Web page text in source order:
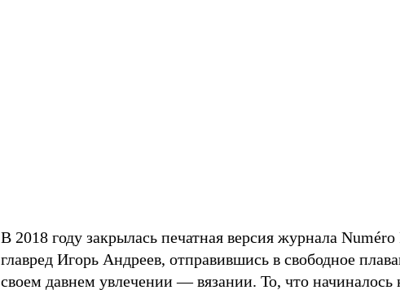
В 2018 году закрылась печатная версия журнала Numéro
главред Игорь Андреев, отправившись в свободное
своем давнем увлечении — вязании. То, что начиналось